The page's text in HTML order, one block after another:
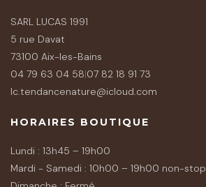
SARL LUCAS 1991
5 rue Davat
73100 Aix-les-Bains
04 79 63 04 58|07 82 18 91 73
lc.tendancenature@icloud.com
HORAIRES BOUTIQUE
Lundi : 13h45 – 19h00
Mardi - Samedi : 10h00 – 19h00 non-stop